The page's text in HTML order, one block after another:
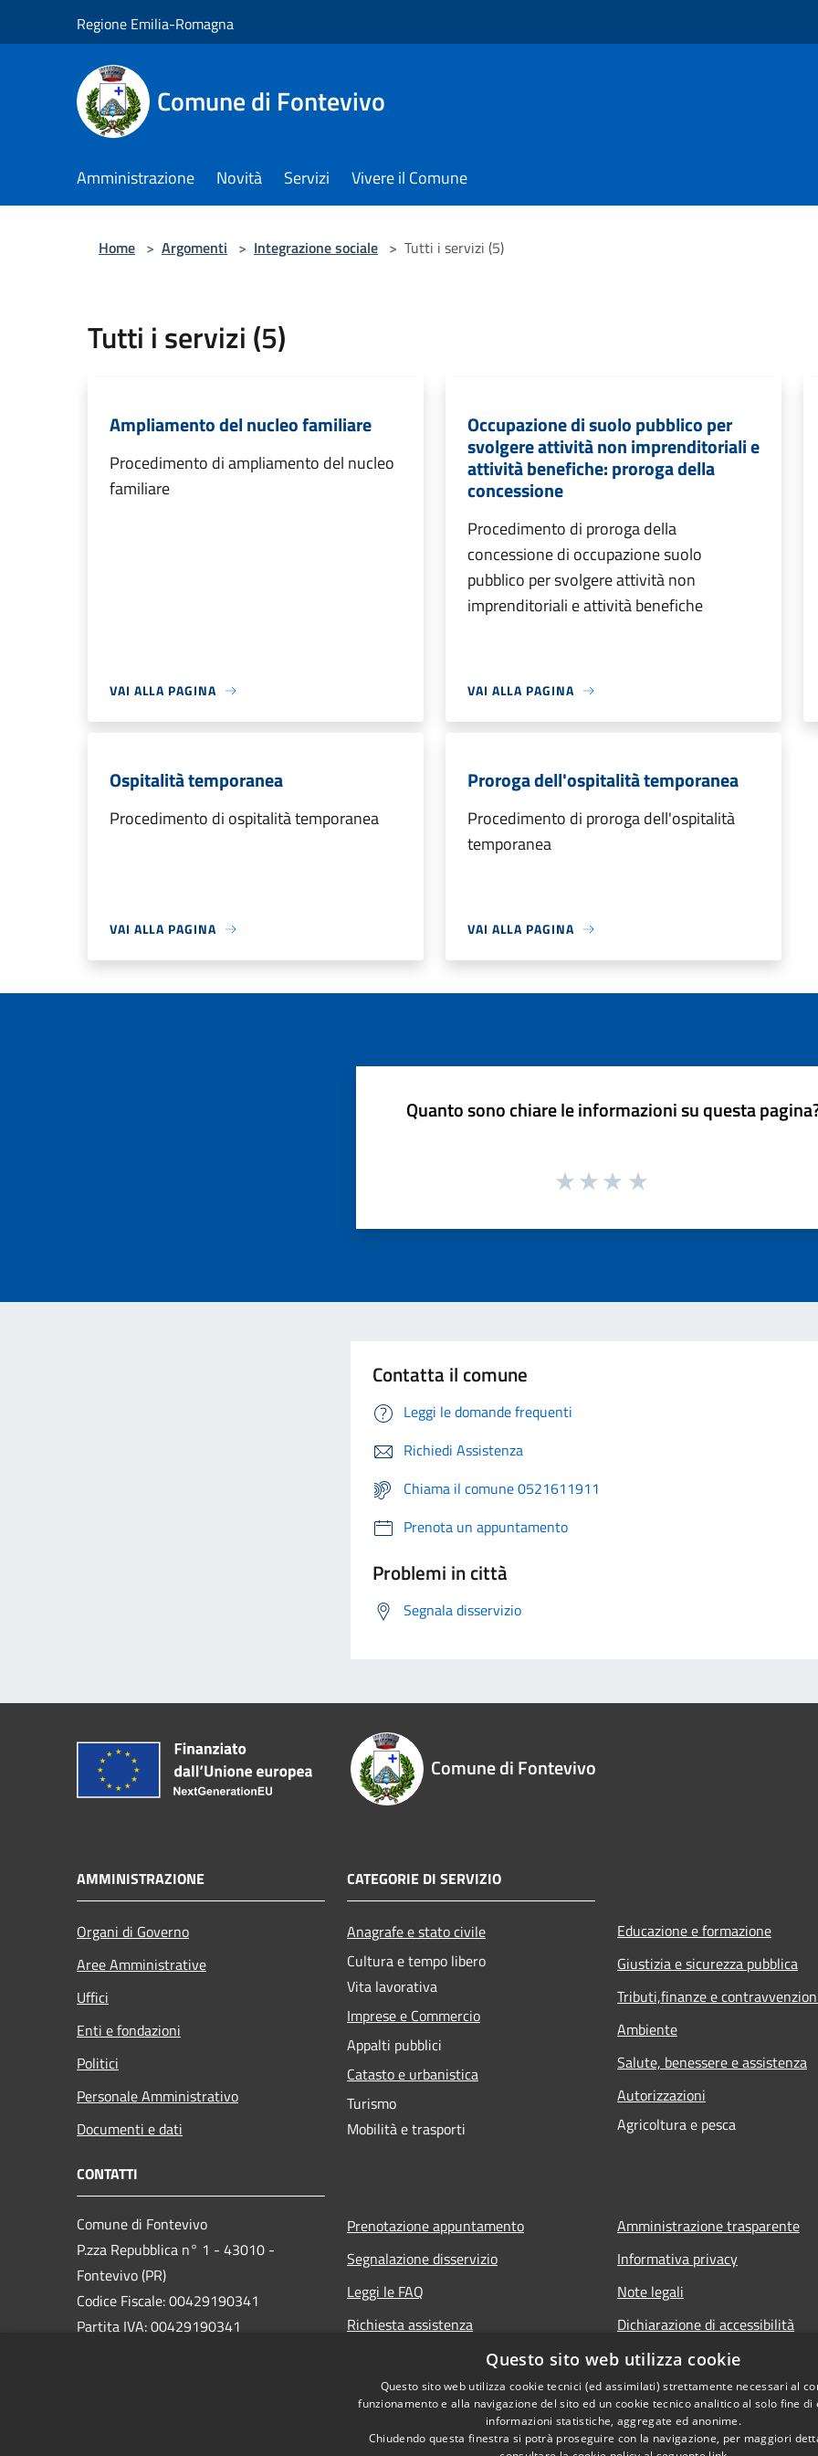
Regione Emilia-Romagna
Comune di Fontevivo
Amministrazione Novità Servizi Vivere il Comune
Home > Argomenti > Integrazione sociale > Tutti i servizi (5)
Tutti i servizi (5)
Ampliamento del nucleo familiare
Procedimento di ampliamento del nucleo
familiare
VAI ALLA PAGINA
Occupazione di suolo pubblico per
svolgere attività non imprenditoriali e
attività benefiche: proroga della
concessione
Procedimento di proroga della
concessione di occupazione suolo
pubblico per svolgere attività non
imprenditoriali e attività benefiche
VAI ALLA PAGINA
Ospitalità temporanea
Procedimento di ospitalità temporanea
VAI ALLA PAGINA
Proroga dell'ospitalità temporanea
Procedimento di proroga dell'ospitalità
temporanea
VAI ALLA PAGINA
Quanto sono chiare le informazioni su questa
Contatta il comune
Leggi le domande frequenti
Richiedi Assistenza
Chiama il comune 0521611911
Prenota un appuntamento
Problemi in città
Segnala disservizio
Comune di Fontevivo
AMMINISTRAZIONE
Organi di Governo
Aree Amministrative
Uffici
Enti e fondazioni
Politici
Personale Amministrativo
Documenti e dati
CATEGORIE DI SERVIZIO
Anagrafe e stato civile
Cultura e tempo libero
Vita lavorativa
Imprese e Commercio
Appalti pubblici
Catasto e urbanistica
Turismo
Mobilità e trasporti
Educazione e formazione
Giustizia e sicurezza pubblica
Tributi,finanze e
Ambiente
Salute, benessere e assistenza
Autorizzazioni
Agricoltura e pesca
CONTATTI
Comune di Fontevivo
P.zza Repubblica n° 1 - 43010 -
Fontevivo (PR)
Codice Fiscale: 00429190341
Partita IVA: 00429190341
Prenotazione appuntamento
Segnalazione disservizio
Leggi le FAQ
Richiesta assistenza
Amministrazione trasparente
Informativa privacy
Note legali
Dichiarazione di accessibilità
Questo sito web utilizza cookie
Questo sito web utilizza cookie tecnici (ed assimilati) strettamente necessari al
funzionamento e alla navigazione del sito ed un cookie tecnico analitico al solo fine di
informazioni statistiche, aggregate ed anonime.
Chiudendo questa finestra si potrà proseguire con la navigazione, per maggiori